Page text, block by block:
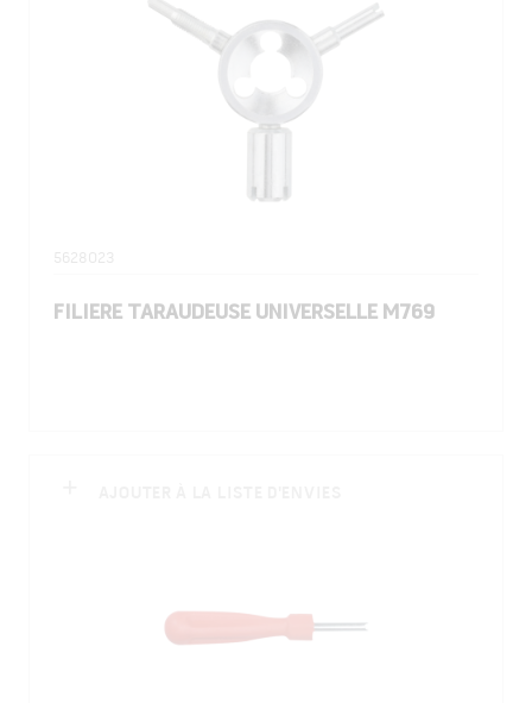
5628023
FILIERE TARAUDEUSE UNIVERSELLE M769